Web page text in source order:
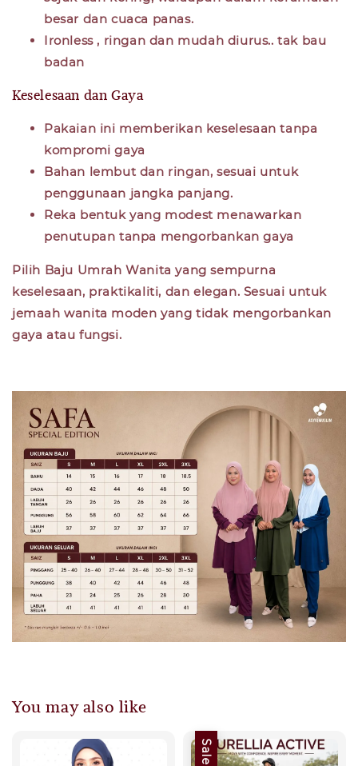
besar dan cuaca panas.
Ironless , ringan dan mudah diurus.. tak bau
badan
Keselesaan dan Gaya
Pakaian ini memberikan keselesaan tanpa
kompromi gaya
Bahan lembut dan ringan, sesuai untuk
penggunaan jangka panjang.
Reka bentuk yang modest menawarkan
penutupan tanpa mengorbankan gaya
Pilih Baju Umrah Wanita yang sempurna
keselesaan, praktikaliti, dan elegan. Sesuai untuk
jemaah wanita moden yang tidak mengorbankan
gaya atau fungsi.
You may also like
Sale